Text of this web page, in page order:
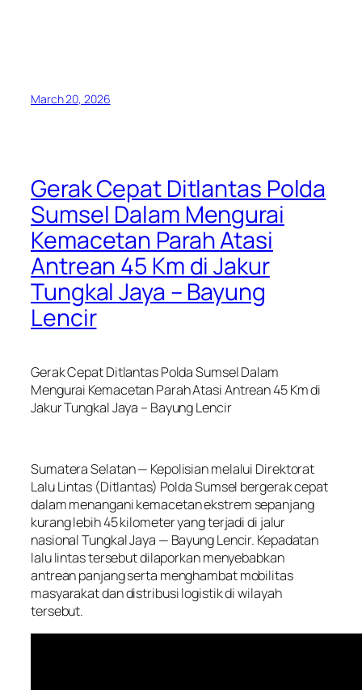
March 20, 2026
Gerak Cepat Ditlantas Polda
Sumsel Dalam Mengurai
Kemacetan Parah Atasi
Antrean 45 Km di Jakur
Tungkal Jaya – Bayung
Lencir
Gerak Cepat Ditlantas Polda Sumsel Dalam
Mengurai Kemacetan Parah Atasi Antrean 45 Km di
Jakur Tungkal Jaya – Bayung Lencir
Sumatera Selatan — Kepolisian melalui Direktorat
Lalu Lintas (Ditlantas) Polda Sumsel bergerak cepat
dalam menangani kemacetan ekstrem sepanjang
kurang lebih 45 kilometer yang terjadi di jalur
nasional Tungkal Jaya — Bayung Lencir. Kepadatan
lalu lintas tersebut dilaporkan menyebabkan
antrean panjang serta menghambat mobilitas
masyarakat dan distribusi logistik di wilayah
tersebut.